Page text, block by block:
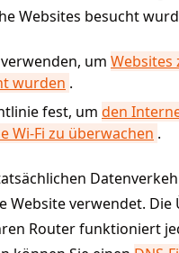
Websites besucht
um Websites
wurden .
fest, um den
Wi-Fi zu überwachen .
Website verwendet. Die
Router funktioniert